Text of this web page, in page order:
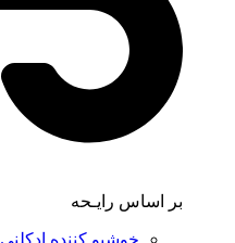
بر اساس رایـحه
خوشبو کننده ادکلنی